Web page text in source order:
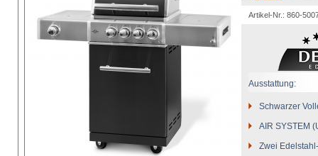
Artikel-Nr.: 860-
Ausstattung:
Schwarzer
AIR SYSTEM
Zwei